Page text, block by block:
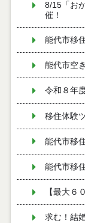
8/15「お
催！
能代市移
能代市空
令和８年
移住体験
能代市移
能代市移
【最大６
求む！結